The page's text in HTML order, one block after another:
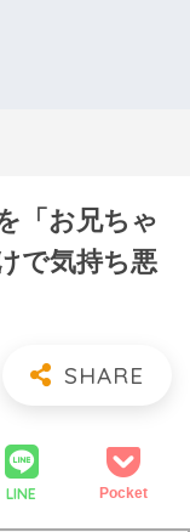
「お兄ちゃ
で気持ち悪
LINE Pocket